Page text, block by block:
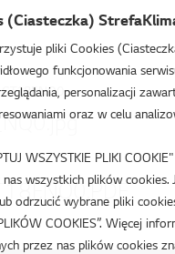
CT18F.NQ0
(Ciasteczka)
pliki Cookies
funkcjonowania
personalizacji
oraz w celu
WSZYSTKIE PLIKI
wszystkich plików cookies.
odrzucić wybrane pliki
COOKIES”. Więcej
przez nas plików cookies